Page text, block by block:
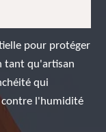
pour protéger
tant qu'artisan
qui
contre l'humidité